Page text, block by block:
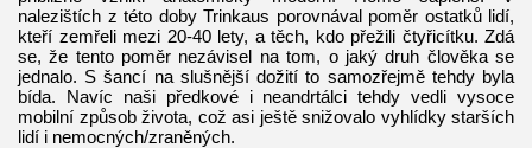
nalezištích z této doby Trinkaus porovnával poměr ostatků lidí,
kteří zemřeli mezi 20-40 lety, a těch, kdo přežili čtyřicítku. Zdá
se, že tento poměr nezávisel na tom, o jaký druh člověka se
jednalo. S šancí na slušnější dožití to samozřejmě tehdy byla
bída. Navíc naši předkové i neandrtálci tehdy vedli vysoce
mobilní způsob života, což asi ještě snižovalo vyhlídky starších
lidí i nemocných/zraněných.